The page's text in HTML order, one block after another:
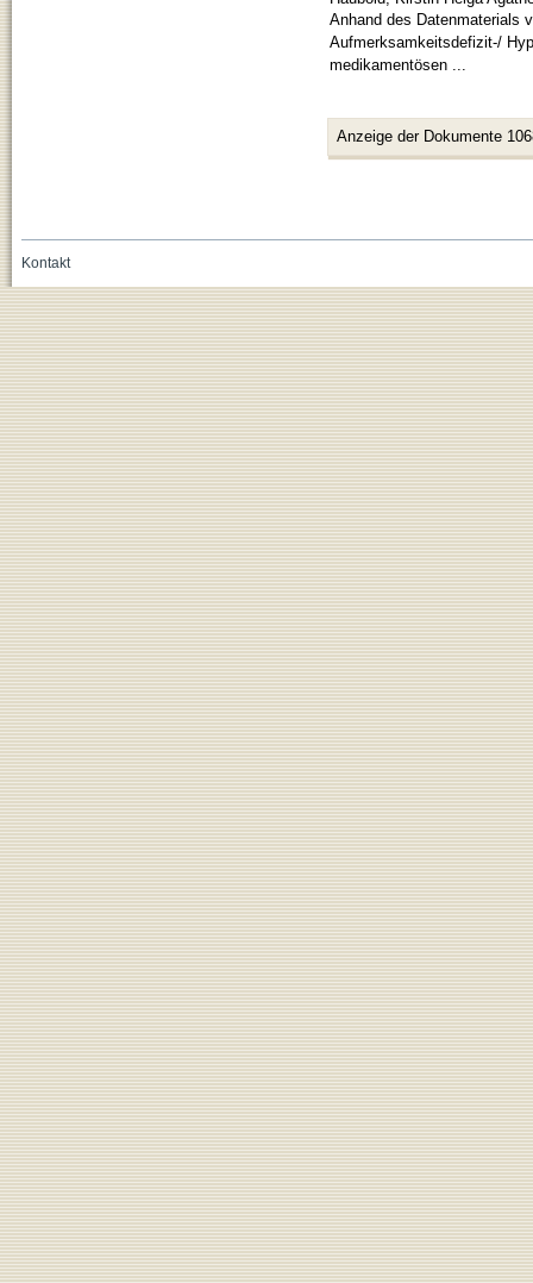
Anhand des Datenmaterials
Aufmerksamkeitsdefizit-/
medikamentösen ...
Anzeige der Dokumente
Kontakt